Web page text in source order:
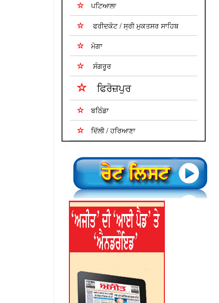
ਪਟਿਆਲਾ
ਫਰੀਦਕੋਟ / ਸ੍ਰੀ ਮੁਕਤਸਰ ਸਾਹਿਬ
ਮੋਗਾ
ਸੰਗਰੂਰ
ਫਿਰੋਜ਼ਪੁਰ
ਬਠਿੰਡਾ
ਦਿੱਲੀ / ਹਰਿਆਣਾ